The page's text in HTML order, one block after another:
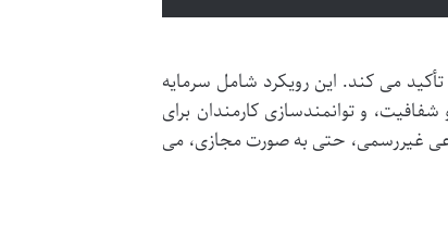
تأکید می کند. این رویکرد شامل سرمایه
و توانمندسازی کارمندان برای
غیررسمی، حتی به صورت مجازی، می